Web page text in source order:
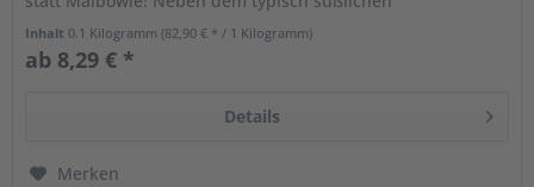
Inhalt 0.1 Kilogramm(82,90 € * / 1 Kilogramm)
ab 8,29 € *
Details
Merken